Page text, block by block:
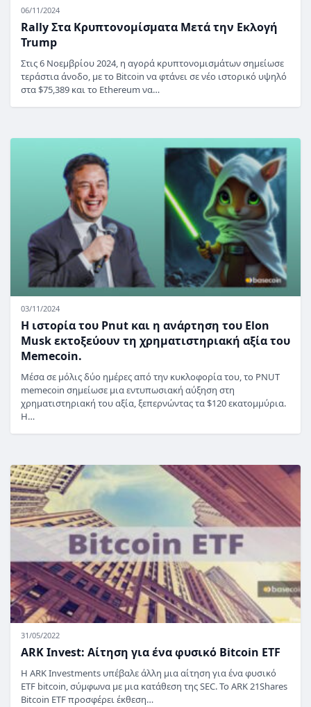
06/11/2024
Rally Στα Κρυπτονομίσματα Μετά την Εκλογή
Trump
Στις 6 Νοεμβρίου 2024, η αγορά κρυπτονομισμάτων σημείωσε
τεράστια άνοδο, με το Bitcoin να φτάνει σε νέο ιστορικό υψηλό
στα $75,389 και το Ethereum να…
03/11/2024
Η ιστορία του Pnut και η ανάρτηση του Elon
Musk εκτοξεύουν τη χρηματιστηριακή αξία του
Memecoin.
Μέσα σε μόλις δύο ημέρες από την κυκλοφορία του, το PNUT
memecoin σημείωσε μια εντυπωσιακή αύξηση στη
χρηματιστηριακή του αξία, ξεπερνώντας τα $120 εκατομμύρια.
Η…
31/05/2022
ARK Invest: Αίτηση για ένα φυσικό Bitcoin ETF
Η ARK Investments υπέβαλε άλλη μια αίτηση για ένα φυσικό
ETF bitcoin, σύμφωνα με μια κατάθεση της SEC. Το ARK 21Shares
Bitcoin ETF προσφέρει έκθεση…